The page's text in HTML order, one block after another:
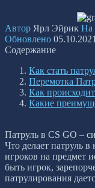
Автор Ярл Эйрик На
Обновлено 05.10.2021
Содержание
Как стать
Перемотка
Как
Какие
Патруль в CS GO –
Что делает патруль в
игроков на предмет
быть игрок,
патрулирования